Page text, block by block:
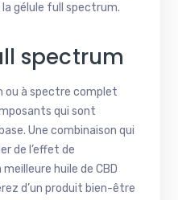
la gélule full spectrum.
spectrum
ou à spectre complet
qui sont
Une combinaison qui
de l’effet de
huile de CBD
d’un produit bien-être